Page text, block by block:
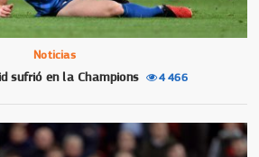
Noticias
sufrió en la Champions 4 466